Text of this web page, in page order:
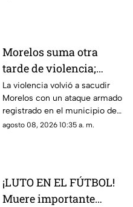
Morelos suma otra
tarde de violencia;
ejecutan a un hombre
en Jojutla
La violencia volvió a sacudir
Morelos con un ataque armado
registrado en el municipio de
Jojutla.
agosto 08, 2026 10:35 a. m.
¡LUTO EN EL FÚTBOL!
Muere importante